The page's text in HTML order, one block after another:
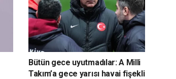
Bütün gece uyutmadılar: A Milli
Takım’a gece yarısı havai fişekli